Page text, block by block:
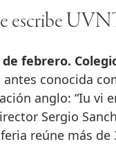
escribe
de febrero.
conocida
anglo: “Iu vi
Sergio
reúne más